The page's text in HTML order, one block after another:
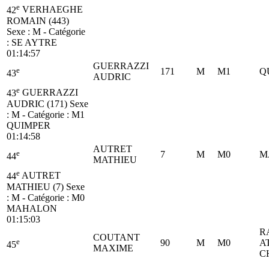
42e VERHAEGHE
ROMAIN (443)
Sexe : M - Catégorie
: SE AYTRE
01:14:57
43e
GUERRAZZI
AUDRIC
171 M M1
43e GUERRAZZI
AUDRIC (171) Sexe
: M - Catégorie : M1
QUIMPER
01:14:58
44e
AUTRET
MATHIEU
7 M M0
44e AUTRET
MATHIEU (7) Sexe
: M - Catégorie : M0
MAHALON
01:15:03
45e
COUTANT
MAXIME
90 M M0